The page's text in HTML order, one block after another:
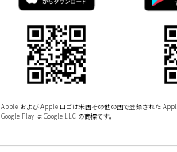
Apple および Apple ロゴは米国その他の国で登録された
Google Play は Google LLC の商標です。